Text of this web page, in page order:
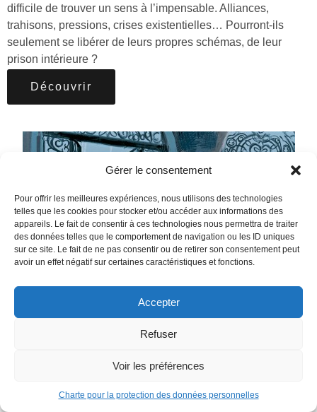
Gérer le consentement
Pour offrir les meilleures expériences, nous utilisons des technologies
telles que les cookies pour stocker et/ou accéder aux informations des
appareils. Le fait de consentir à ces technologies nous permettra de traiter
des données telles que le comportement de navigation ou les ID uniques
sur ce site. Le fait de ne pas consentir ou de retirer son consentement peut
avoir un effet négatif sur certaines caractéristiques et fonctions.
Accepter
Refuser
Voir les préférences
Charte pour la protection des données personnelles
difficile de trouver un sens à l’impensable. Alliances,
trahisons, pressions, crises existentielles… Pourront-ils
seulement se libérer de leurs propres schémas, de leur
prison intérieure ?
Découvrir